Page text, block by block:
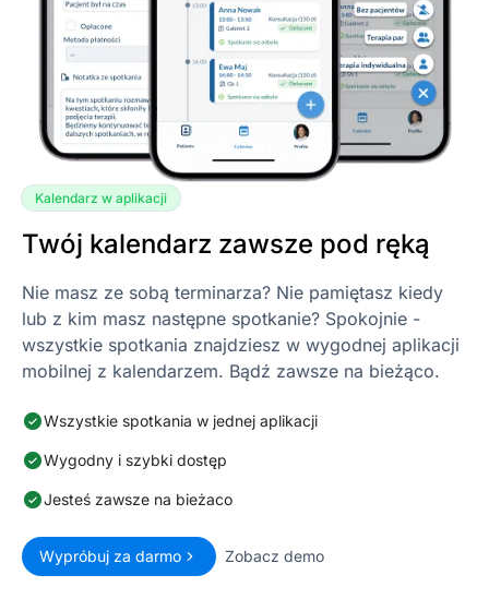
Kalendarz w aplikacji
Twój kalendarz zawsze pod ręką
Nie masz ze sobą terminarza? Nie pamiętasz kiedy
lub z kim masz następne spotkanie? Spokojnie -
wszystkie spotkania znajdziesz w wygodnej aplikacji
mobilnej z kalendarzem. Bądź zawsze na bieżąco.
Wszystkie spotkania w jednej aplikacji
Wygodny i szybki dostęp
Jesteś zawsze na bieżaco
Wypróbuj za darmo Zobacz demo